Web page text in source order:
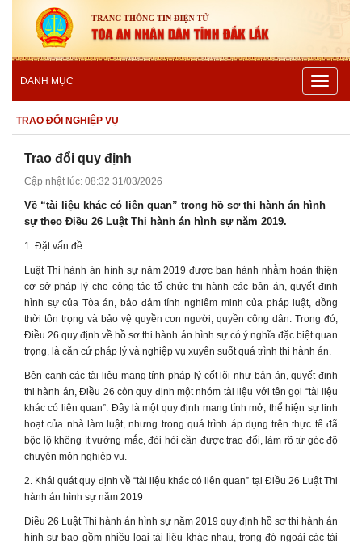
DANH MỤC
Toggle
TRAO ĐỔI NGHIỆP VỤ
Trao đổi quy định
Cập nhật lúc: 08:32 31/03/2026
Về “tài liệu khác có liên quan” trong hồ sơ thi hành án hình
sự theo Điều 26 Luật Thi hành án hình sự năm 2019.
1. Đặt vấn đề
Luật Thi hành án hình sự năm 2019 được ban hành nhằm hoàn thiện
cơ sở pháp lý cho công tác tổ chức thi hành các bản án, quyết định
hình sự của Tòa án, bảo đảm tính nghiêm minh của pháp luật, đồng
thời tôn trọng và bảo vệ quyền con người, quyền công dân. Trong đó,
Điều 26 quy định về hồ sơ thi hành án hình sự có ý nghĩa đặc biệt quan
trọng, là căn cứ pháp lý và nghiệp vụ xuyên suốt quá trình thi hành án.
Bên cạnh các tài liệu mang tính pháp lý cốt lõi như bản án, quyết định
thi hành án, Điều 26 còn quy định một nhóm tài liệu với tên gọi “tài liệu
khác có liên quan”. Đây là một quy định mang tính mở, thể hiện sự linh
hoạt của nhà làm luật, nhưng trong quá trình áp dụng trên thực tế đã
bộc lộ không ít vướng mắc, đòi hỏi cần được trao đổi, làm rõ từ góc độ
chuyên môn nghiệp vụ.
2. Khái quát quy định về “tài liệu khác có liên quan” tại Điều 26 Luật Thi
hành án hình sự năm 2019
Điều 26 Luật Thi hành án hình sự năm 2019 quy định hồ sơ thi hành án
hình sự bao gồm nhiều loại tài liệu khác nhau, trong đó ngoài các tài